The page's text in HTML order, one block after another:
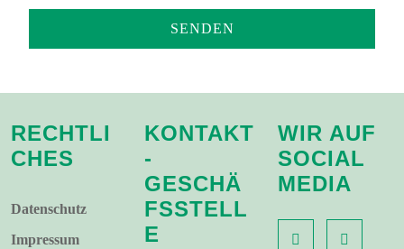
RECHTLI
CHES
Datenschutz
Impressum
KONTAKT
-
GESCHÄ
FSSTELL
E
WIR AUF
SOCIAL
MEDIA